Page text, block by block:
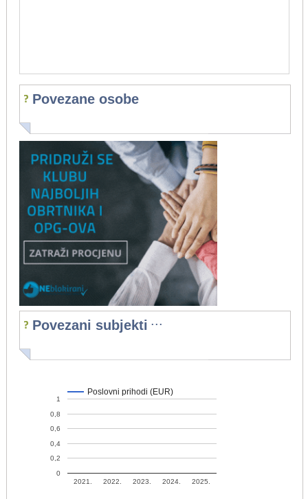
Povezane osobe
Povezani subjekti ...
Poslovni prihodi (EUR)
2021. 2022. 2023. 2024. 2025.
0
0,2
0,4
0,6
0,8
1